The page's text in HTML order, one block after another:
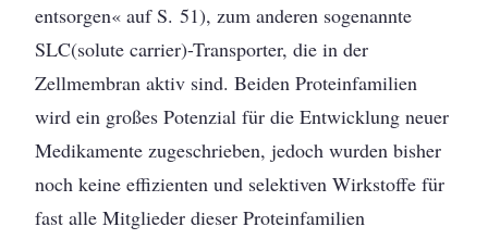
entsorgen« auf S. 51), zum anderen sogenannte
SLC(solute carrier)-Transporter, die in der
Zellmembran aktiv sind. Beiden Proteinfamilien
wird ein großes Potenzial für die Entwicklung neuer
Medikamente zugeschrieben, jedoch wurden bisher
noch keine effizienten und selektiven Wirkstoffe für
fast alle Mitglieder dieser Proteinfamilien